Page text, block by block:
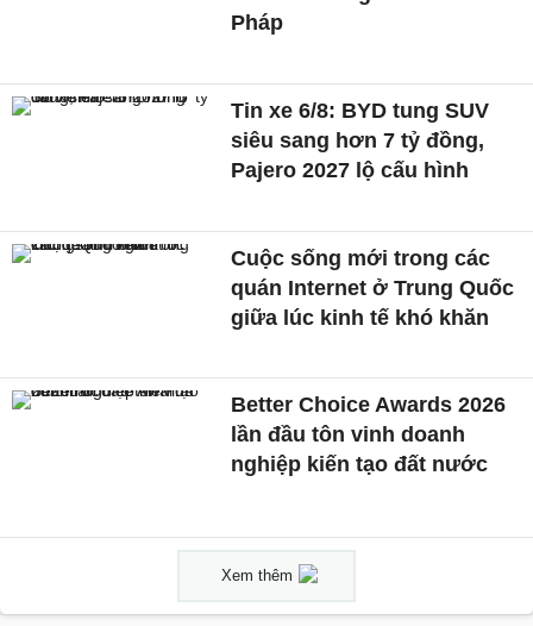
Pháp
Tin xe 6/8: BYD tung SUV
siêu sang hơn 7 tỷ đồng,
Pajero 2027 lộ cấu hình
Cuộc sống mới trong các
quán Internet ở Trung Quốc
giữa lúc kinh tế khó khăn
Better Choice Awards 2026
lần đầu tôn vinh doanh
nghiệp kiến tạo đất nước
Xem thêm